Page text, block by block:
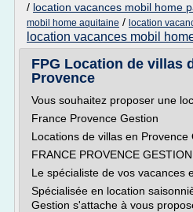
/ location vacances mobil home
mobil home aquitaine / location
location vacances mobil
FPG Location de villas
Provence
Vous souhaitez proposer une
France Provence Gestion
Locations de villas en
FRANCE PROVENCE GESTION
Le spécialiste de vos vacances
Spécialisée en location
Gestion s'attache à vous